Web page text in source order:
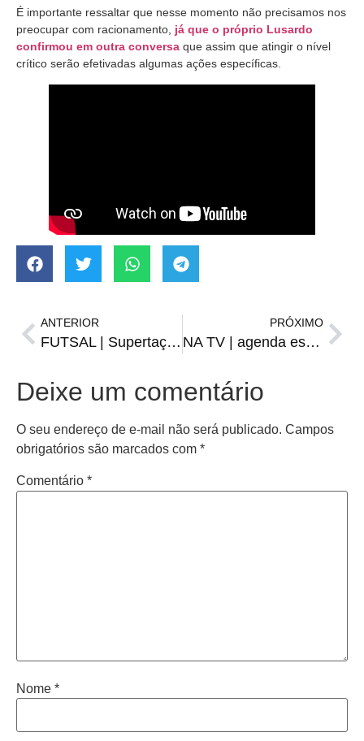
É importante ressaltar que nesse momento não precisamos nos
preocupar com racionamento, já que o próprio Lusardo
confirmou em outra conversa que assim que atingir o nível
crítico serão efetivadas algumas ações específicas.
ANTERIOR
FUTSAL | Supertaça Farroupilha tem formato definido
PRÓXIMO
NA TV | agenda esportiva de quarta-feira, 15 de fevereiro
Deixe um comentário
O seu endereço de e-mail não será publicado. Campos
obrigatórios são marcados com *
Comentário *
Nome *